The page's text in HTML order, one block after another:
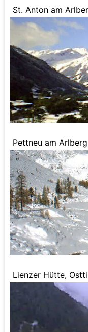
St. Anton am
Pettneu am Arlberg
Lienzer Hütte,